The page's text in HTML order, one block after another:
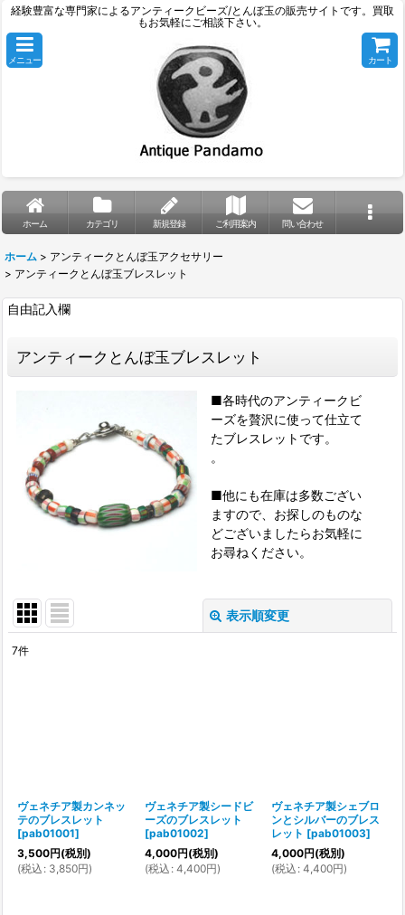
経験豊富な専門家によるアンティークビーズ/とんぼ玉の販売サイトです。買取
もお気軽にご相談下さい。
メニュー カート
ホーム カテゴリ 新規登録 ご利用案内 問い合わせ
ホーム > アンティークとんぼ玉アクセサリー
> アンティークとんぼ玉ブレスレット
自由記入欄
アンティークとんぼ玉ブレスレット
■各時代のアンティークビ
ーズを贅沢に使って仕立て
たブレスレットです。
。
■他にも在庫は多数ござい
ますので、お探しのものな
どございましたらお気軽に
お尋ねください。
表示順変更
7件
ヴェネチア製カンネッ
テのブレスレット
[pab01001]
3,500円(税別)
(税込 : 3,850円)
ヴェネチア製シードビ
ーズのブレスレット
[pab01002]
4,000円(税別)
(税込 : 4,400円)
ヴェネチア製シェブロ
ンとシルバーのブレス
レット [pab01003]
4,000円(税別)
(税込 : 4,400円)